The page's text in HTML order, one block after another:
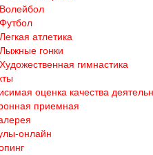
Волейбол
Футбол
Легкая атлетика
Лыжные гонки
Художественная гимнастика
оценка качества
приемная
онлайн